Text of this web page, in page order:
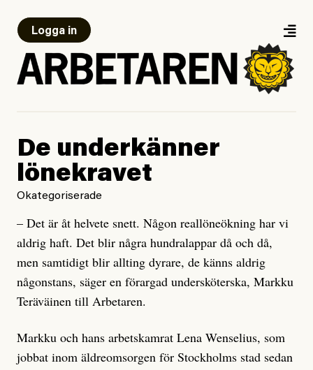
Logga in
De underkänner
lönekravet
Okategoriserade
– Det är åt helvete snett. Någon reallöneökning har vi
aldrig haft. Det blir några hundralappar då och då,
men samtidigt blir allting dyrare, de känns aldrig
någonstans, säger en förargad undersköterska, Markku
Teräväinen till Arbetaren.
Markku och hans arbetskamrat Lena Wenselius, som
jobbat inom äldreomsorgen för Stockholms stad sedan